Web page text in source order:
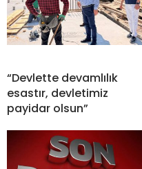
“Devlette devamlılık
esastır, devletimiz
payidar olsun”